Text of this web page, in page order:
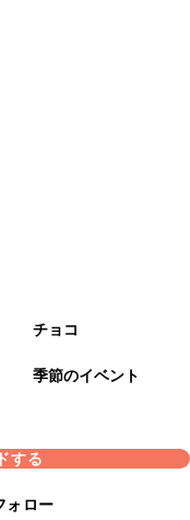
チョコ
季節のイベント
する
ォロー